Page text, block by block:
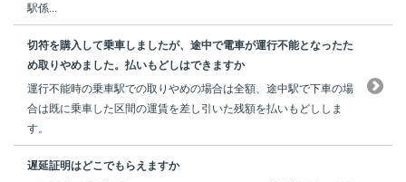
駅係...
切符を購入して乗車しましたが、途中で電車が運行不能となったた
め取りやめました。払いもどしはできますか
運行不能時の乗車駅での取りやめの場合は全額、途中駅で下車の場
合は既に乗車した区間の運賃を差し引いた残額を払いもどししま
す。
遅延証明はどこでもらえますか